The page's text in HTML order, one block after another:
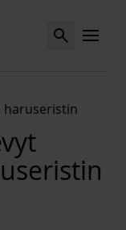
Search MENU
haruseristin